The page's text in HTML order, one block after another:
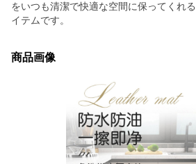
をいつも清潔で快適な空間に保ってくれ
イテムです。
商品画像